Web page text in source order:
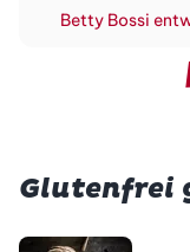
Betty Bossi
Glutenfrei